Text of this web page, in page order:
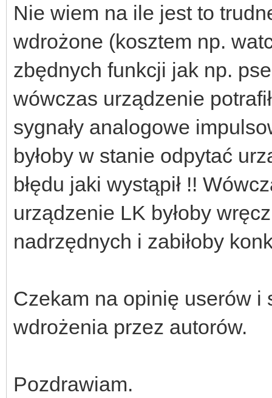
Nie wiem na ile jest to
wdrożone (kosztem np.
zbędnych funkcji jak np.
wówczas urządzenie
sygnały analogowe
byłoby w stanie odpytać
błędu jaki wystąpił !!
urządzenie LK byłoby
nadrzędnych i zabiłoby
Czekam na opinię userów
wdrożenia przez autorów.
Pozdrawiam.